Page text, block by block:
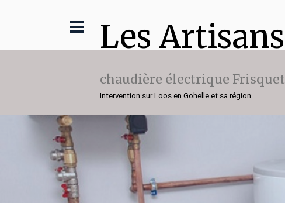
Les Artisans
chaudière électrique Frisquet
Intervention sur Loos en Gohelle et sa région